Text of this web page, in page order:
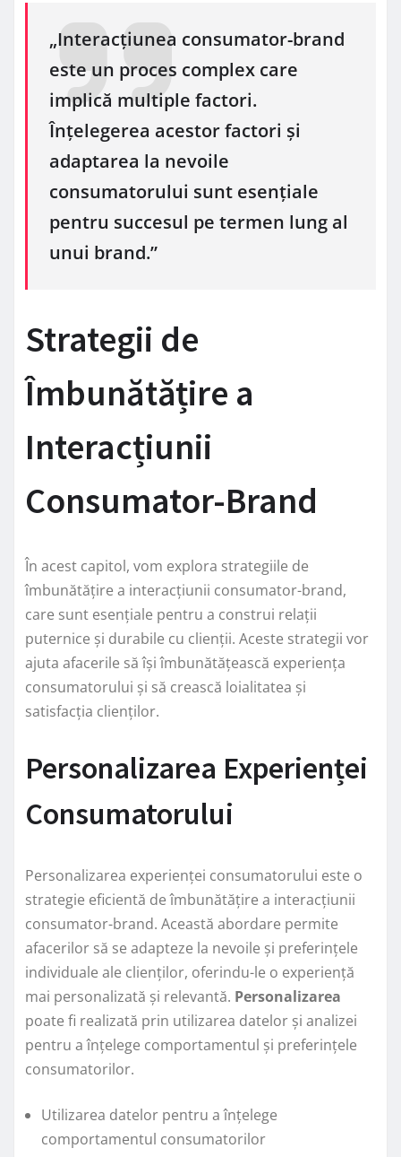
„Interacțiunea consumator-brand
este un proces complex care
implică multiple factori.
Înțelegerea acestor factori și
adaptarea la nevoile
consumatorului sunt esențiale
pentru succesul pe termen lung al
unui brand.”
Strategii de
Îmbunătățire a
Interacțiunii
Consumator-Brand
În acest capitol, vom explora strategiile de
îmbunătățire a interacțiunii consumator-brand,
care sunt esențiale pentru a construi relații
puternice și durabile cu clienții. Aceste strategii vor
ajuta afacerile să își îmbunătățească experiența
consumatorului și să crească loialitatea și
satisfacția clienților.
Personalizarea Experienței
Consumatorului
Personalizarea experienței consumatorului este o
strategie eficientă de îmbunătățire a interacțiunii
consumator-brand. Această abordare permite
afacerilor să se adapteze la nevoile și preferințele
individuale ale clienților, oferindu-le o experiență
mai personalizată și relevantă. Personalizarea
poate fi realizată prin utilizarea datelor și analizei
pentru a înțelege comportamentul și preferințele
consumatorilor.
Utilizarea datelor pentru a înțelege
comportamentul consumatorilor